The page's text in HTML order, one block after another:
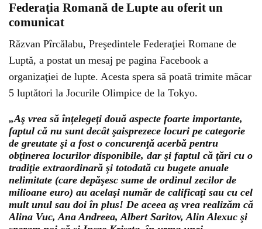
Federaţia Romană de Lupte au oferit un
comunicat
Răzvan Pîrcălabu, Preşedintele Federaţiei Romane de
Luptă, a postat un mesaj pe pagina Facebook a
organizaţiei de lupte. Acesta spera să poată trimite măcar
5 luptători la Jocurile Olimpice de la Tokyo.
„Aş vrea să înţelegeţi două aspecte foarte importante,
faptul că nu sunt decât şaisprezece locuri pe categorie
de greutate şi a fost o concurenţă acerbă pentru
obţinerea locurilor disponibile, dar şi faptul că ţări cu o
tradiţie extraordinară şi totodată cu bugete anuale
nelimitate (care depăşesc sume de ordinul zecilor de
milioane euro) au acelaşi număr de calificaţi sau cu cel
mult unul sau doi în plus! De aceea aş vrea realizăm că
Alina Vuc, Ana Andreea, Albert Saritov, Alin Alexuc şi